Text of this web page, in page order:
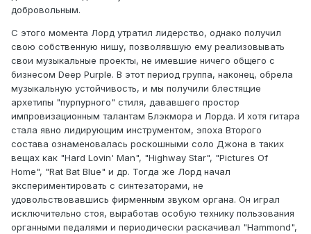
добровольным.
С этого момента Лорд утратил лидерство, однако получил
свою собственную нишу, позволявшую ему реализовывать
свои музыкальные проекты, не имевшие ничего общего с
бизнесом Deep Purple. В этот период группа, наконец, обрела
музыкальную устойчивость, и мы получили блестящие
архетипы "пурпурного" стиля, дававшего простор
импровизационным талантам Блэкмора и Лорда. И хотя гитара
стала явно лидирующим инструментом, эпоха Второго
состава ознаменовалась роскошными соло Джона в таких
вещах как "Hard Lovin' Man", "Highway Star", "Pictures Of
Home", "Rat Bat Blue" и др. Тогда же Лорд начал
экспериментировать с синтезаторами, не
удовольствовавшись фирменным звуком органа. Он играл
исключительно стоя, выработав особую технику пользования
органными педалями и периодически раскачивал "Hammond",